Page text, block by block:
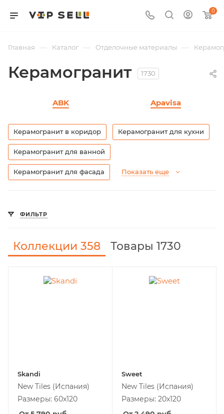
0
Главная — Каталог — Отделочные материалы —
Керамогранит 1730
ABK Apavisa
Керамогранит в коридор Керамогранит для кухни
Керамогранит для ванной
Керамогранит для фасада Показать еще
ФИЛЬТР
Коллекции 358 Товары 1730
Skandi
New Tiles (Испания)
Размеры: 60x120
Sweet
New Tiles (Испания)
Размеры: 20x120